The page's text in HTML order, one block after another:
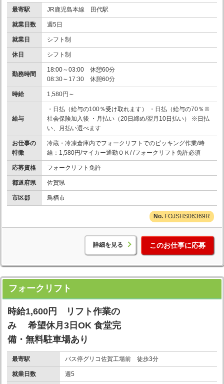
最寄駅 JR鹿児島本線 田代駅
就業日数 週5日
就業日 シフト制
休日 シフト制
勤務時間
18:00～03:00 休憩60分
08:30～17:30 休憩60分
時給 1,580円～
給与
・日払（給与の100％受け取れます） ・日払（給与の70％※
社会保険加入後 ・月払い（20日締め/翌月10日払い） ※日払
い、月払い選べます
お仕事の
特徴
冷蔵・冷凍倉庫内でフォークリフトでのピッキング作業/時
給：1,580円/マイカー通勤ＯＫ/ /フォークリフト免許必須
応募資格 フォークリフト免許
都道府県 佐賀県
市区郡 鳥栖市
FOJSHS06369R
詳細を見る このお仕事に応募
フォークリフト
時給1,600円 リフト作業の
み 希望休月3日OK 食堂完
備・無料駐車場あり
最寄駅 バス停グリコ佐賀工場前 徒歩3分
就業日数 週5